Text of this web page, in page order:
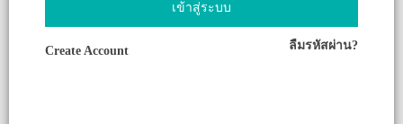
เข้าสู่ระบบ
Create Account ลืมรหัสผ่าน?